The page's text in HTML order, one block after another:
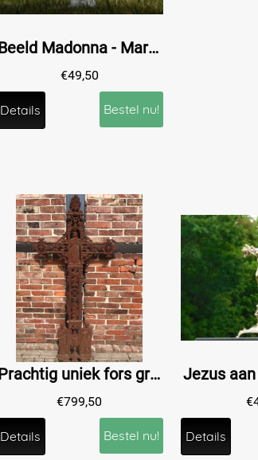
Beeld Madonna - Maria - vol steen
€49,50
Details Bestel nu!
Prachtig uniek fors grafkruis, gietijzer.
€799,50
Details Bestel nu!
€
Details